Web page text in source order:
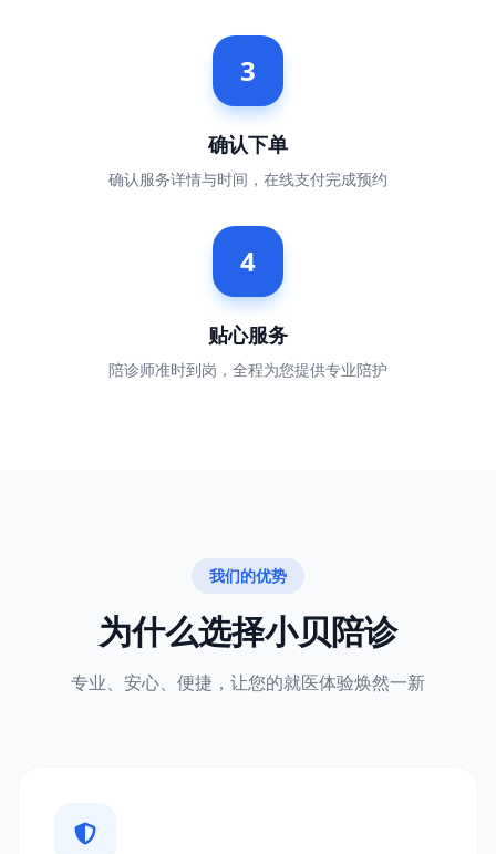
3
确认下单
确认服务详情与时间，在线支付完成预约
4
贴心服务
陪诊师准时到岗，全程为您提供专业陪护
我们的优势
为什么选择小贝陪诊
专业、安心、便捷，让您的就医体验焕然一新